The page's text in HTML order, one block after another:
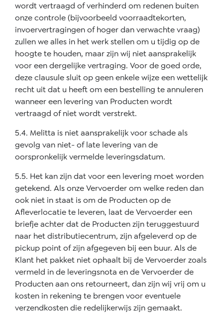
wordt vertraagd of verhinderd om redenen buiten
onze controle (bijvoorbeeld voorraadtekorten,
invoervertragingen of hoger dan verwachte vraag)
zullen we alles in het werk stellen om u tijdig op de
hoogte te houden, maar zijn wij niet aansprakelijk
voor een dergelijke vertraging. Voor de goed orde,
deze clausule sluit op geen enkele wijze een wettelijk
recht uit dat u heeft om een bestelling te annuleren
wanneer een levering van Producten wordt
vertraagd of niet wordt verstrekt.
5.4. Melitta is niet aansprakelijk voor schade als
gevolg van niet- of late levering van de
oorspronkelijk vermelde leveringsdatum.
5.5. Het kan zijn dat voor een levering moet worden
getekend. Als onze Vervoerder om welke reden dan
ook niet in staat is om de Producten op de
Afleverlocatie te leveren, laat de Vervoerder een
briefje achter dat de Producten zijn teruggestuurd
naar het distributiecentrum, zijn afgeleverd op de
pickup point of zijn afgegeven bij een buur. Als de
Klant het pakket niet ophaalt bij de Vervoerder zoals
vermeld in de leveringsnota en de Vervoerder de
Producten aan ons retourneert, dan zijn wij vrij om u
kosten in rekening te brengen voor eventuele
verzendkosten die redelijkerwijs zijn gemaakt.